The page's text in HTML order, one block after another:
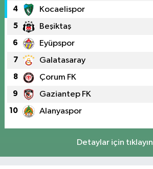
4 Kocaelispor
5 Beşiktaş
6 Eyüpspor
7 Galatasaray
8 Çorum FK
9 Gaziantep FK
10 Alanyaspor
Detaylar için tıklayın